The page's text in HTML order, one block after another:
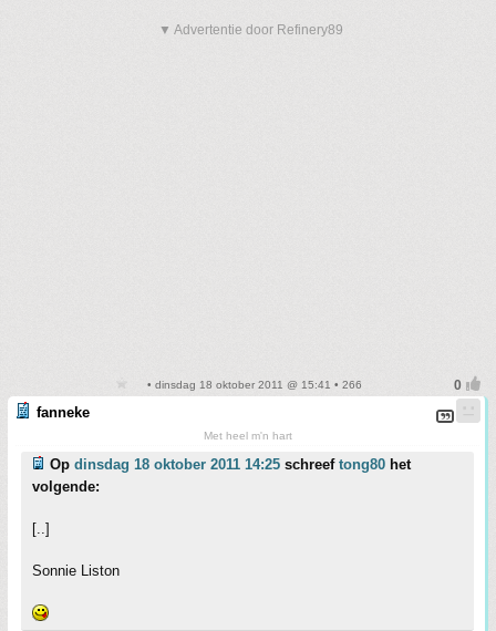
▼ Advertentie door Refinery89
• dinsdag 18 oktober 2011 @ 15:41 • 266
fanneke
Met heel m'n hart
Op dinsdag 18 oktober 2011 14:25 schreef tong80 het
volgende:
[..]
Sonnie Liston